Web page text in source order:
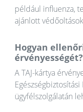
például influenza,
ajánlott
Hogyan
érvényességét?
A TAJ-kártya
ügyfélszolgálatán